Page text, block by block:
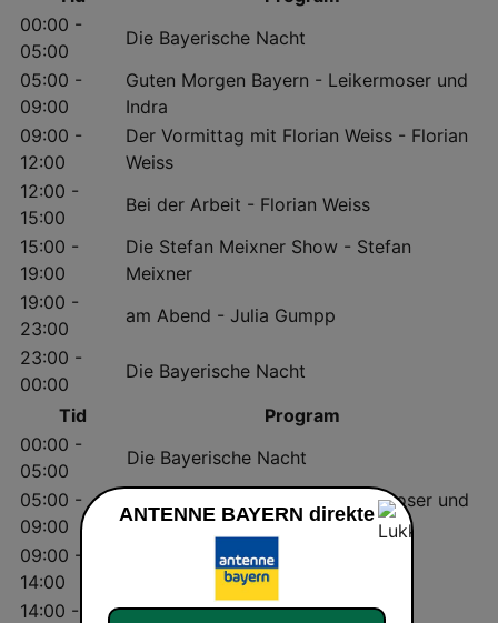
00:00 -
05:00
Die Bayerische Nacht
05:00 -
09:00
Guten Morgen Bayern - Leikermoser und
Indra
09:00 -
12:00
Der Vormittag mit Florian Weiss - Florian
Weiss
12:00 -
15:00
Bei der Arbeit - Florian Weiss
15:00 -
19:00
Die Stefan Meixner Show - Stefan
Meixner
19:00 -
23:00
am Abend - Julia Gumpp
23:00 -
00:00
Die Bayerische Nacht
Tid
Program
00:00 -
05:00
Die Bayerische Nacht
05:00 -
09:00
Guten Morgen Bayern - Leikermoser und
Indra
09:00 -
14:00
Bei der Arbeit - Florian Weiss
14:00 -
ANTENNE BAYERN direkte